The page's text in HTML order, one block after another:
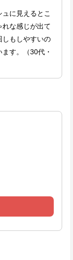
に見えるとこ
な感じが出て
しもしやすいの
す。（30代・